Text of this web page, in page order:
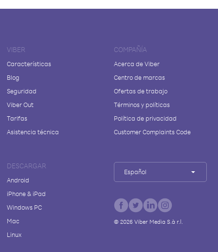
VIBER
Características
Blog
Seguridad
Viber Out
Tarifas
Asistencia técnica
COMPAÑÍA
Acerca de Viber
Centro de marcas
Ofertas de trabajo
Términos y políticas
Política de privacidad
Customer Complaints Code
DESCARGAR
Android
iPhone & iPad
Windows PC
Mac
Linux
Español
© 2026Viber Media S.à r.l.